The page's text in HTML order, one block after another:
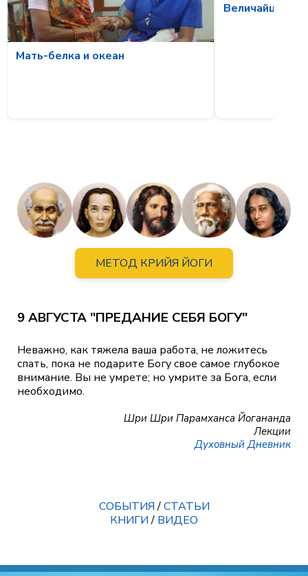
Мать-белка и океан
Величайшее
МЕТОД КРИЙЯ ЙОГИ
9 АВГУСТА "ПРЕДАНИЕ СЕБЯ БОГУ"
Неважно, как тяжела ваша работа, не ложитесь
спать, пока не подарите Богу свое самое глубокое
внимание. Вы не умрете; но умрите за Бога, если
необходимо.
Шри Шри Парамханса Йогананда
Лекции
Духовный Дневник
СОБЫТИЯ/СТАТЬИ
КНИГИ/ ВИДЕО